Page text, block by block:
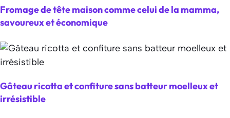
Fromage de tête maison comme celui de la mamma,
savoureux et économique
Gâteau ricotta et confiture sans batteur moelleux et
irrésistible